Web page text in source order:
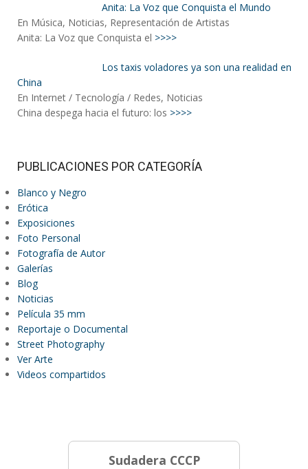
Anita: La Voz que Conquista el Mundo
En Música, Noticias, Representación de Artistas
Anita: La Voz que Conquista el >>>>
Los taxis voladores ya son una realidad en
China
En Internet / Tecnología / Redes, Noticias
China despega hacia el futuro: los >>>>
PUBLICACIONES POR CATEGORÍA
Blanco y Negro
Erótica
Exposiciones
Foto Personal
Fotografía de Autor
Galerías
Blog
Noticias
Película 35 mm
Reportaje o Documental
Street Photography
Ver Arte
Videos compartidos
Sudadera CCCP